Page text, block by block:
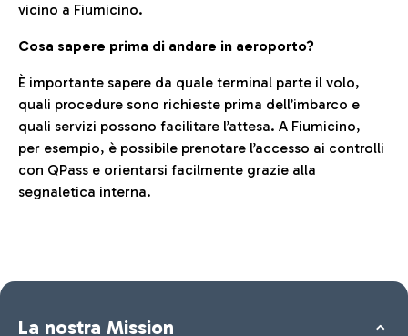
vicino a Fiumicino.
Cosa sapere prima di andare in aeroporto?
È importante sapere da quale terminal parte il volo,
quali procedure sono richieste prima dell’imbarco e
quali servizi possono facilitare l’attesa. A Fiumicino,
per esempio, è possibile prenotare l’accesso ai controlli
con QPass e orientarsi facilmente grazie alla
segnaletica interna.
La nostra Mission